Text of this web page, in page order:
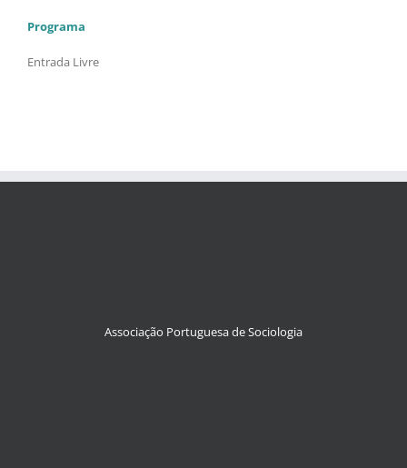
Programa
Entrada Livre
Associação Portuguesa de Sociologia